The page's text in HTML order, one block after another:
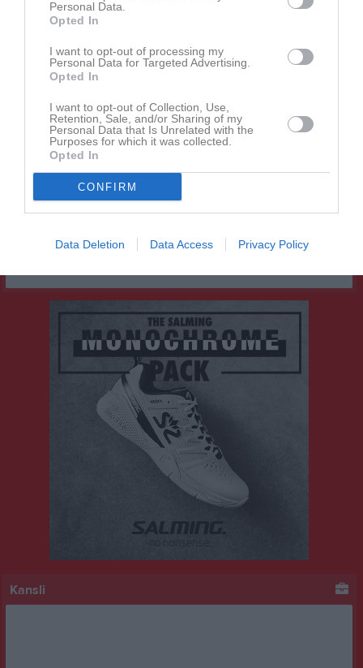
Personal Data.
Opted In
I want to opt-out of processing my
Personal Data for Targeted Advertising.
Opted In
I want to opt-out of Collection, Use,
Retention, Sale, and/or Sharing of my
Personal Data that Is Unrelated with the
Purposes for which it was collected.
Opted In
CONFIRM
Data Deletion Data Access Privacy Policy
På gång
Kalenderöversikt
Facebook
Kansli